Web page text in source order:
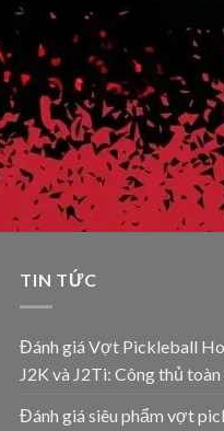
TIN TỨC
Đánh giá Vợt Pickleball
J2K và J2Ti: Công thủ
Đánh giá siêu phẩm vợt